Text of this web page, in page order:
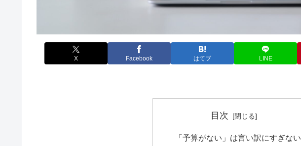
X Facebook はてブ LINE
目次
「予算がない」は言い訳にすぎない